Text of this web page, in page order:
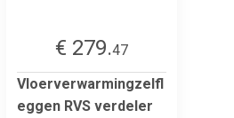
€ 279.47
Vloerverwarmingzelfl
eggen RVS verdeler